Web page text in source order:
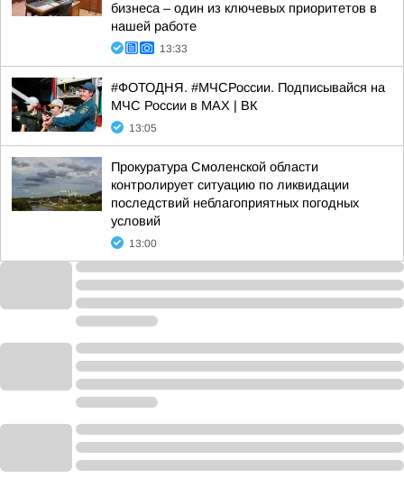
бизнеса – один из ключевых приоритетов в
нашей работе
13:33
#ФОТОДНЯ. #МЧСРоссии. Подписывайся на
МЧС России в MAX | ВК
13:05
Прокуратура Смоленской области
контролирует ситуацию по ликвидации
последствий неблагоприятных погодных
условий
13:00